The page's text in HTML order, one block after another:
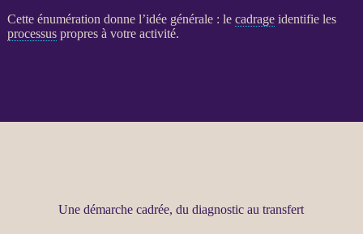
Cette énumération donne l’idée générale : le cadrageidentifie les
processuspropres à votre activité.
Une démarche cadrée, du diagnostic au transfert